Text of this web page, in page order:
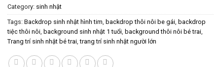
Category: sinh nhật
Tags: Backdrop sinh nhật hình tim, backdrop thôi nôi be gái, backdrop
tiệc thôi nôi, background sinh nhật 1 tuổi, background thôi nôi bé trai,
Trang trí sinh nhật bé trai,trang trí sinh nhật người lớn